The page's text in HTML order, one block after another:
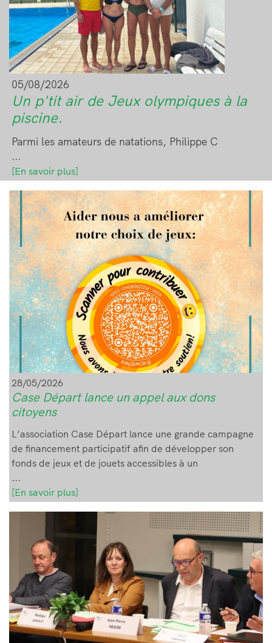
05/08/2026
Un p'tit air de Jeux olympiques à la
piscine.
Parmi les amateurs de natations, Philippe C
...
[En savoir plus]
Image
28/05/2026
Case Départ lance un appel aux dons
citoyens
L’association Case Départ lance une grande campagne
de financement participatif afin de développer son
fonds de jeux et de jouets accessibles à un
...
[En savoir plus]